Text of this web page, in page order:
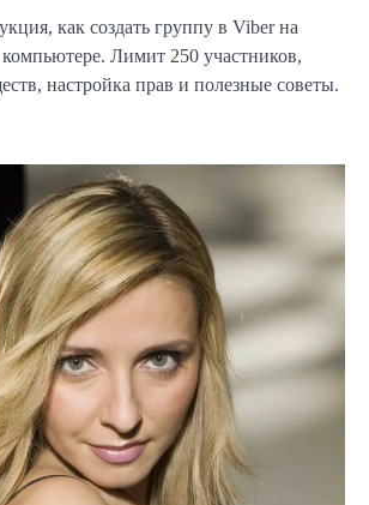
как создать группу в Viber на
Лимит 250 участников,
настройка прав и полезные советы.